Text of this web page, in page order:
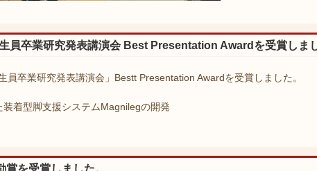
員卒業研究発表講演会 Best Presentation Awardを受賞しま
員卒業研究発表講演会」Bestt Presentation Awardを受賞しました。
着型脚支援システムMagnilegの開発
を受賞しました。